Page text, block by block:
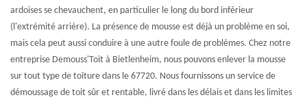
ardoises se chevauchent, en particulier le long du bord inférieur
(l'extrémité arrière). La présence de mousse est déjà un problème en soi,
mais cela peut aussi conduire à une autre foule de problèmes. Chez notre
entreprise Demouss'Toit à Bietlenheim, nous pouvons enlever la mousse
sur tout type de toiture dans le 67720. Nous fournissons un service de
démoussage de toit sûr et rentable, livré dans les délais et dans les limites